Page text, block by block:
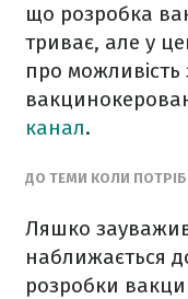
що розробка
триває, але у
про можливість
канал.
ДО ТЕМИ КОЛИ
Ляшко
наближається до
розробки